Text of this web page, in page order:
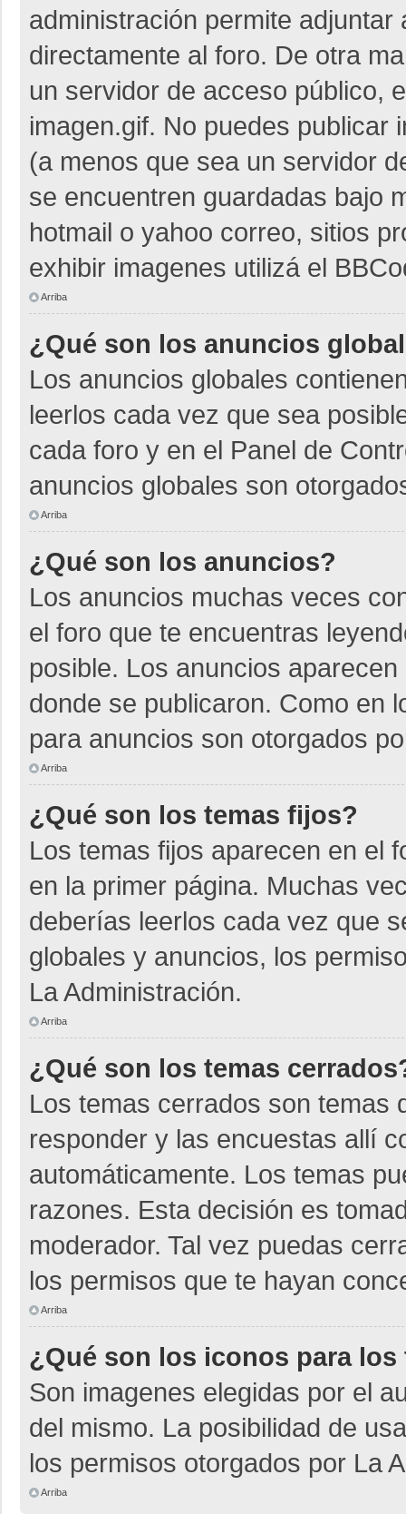
administración permite
directamente al foro. De otra
un servidor de acceso público,
imagen.gif. No puedes publicar
(a menos que sea un servidor
se encuentren guardadas bajo
hotmail o yahoo correo, sitios
exhibir imagenes utilizá el
Arriba
¿Qué son los anuncios
Los anuncios globales
leerlos cada vez que sea
cada foro y en el Panel de
anuncios globales son
Arriba
¿Qué son los anuncios?
Los anuncios muchas veces
el foro que te encuentras
posible. Los anuncios
donde se publicaron. Como en
para anuncios son otorgados
Arriba
¿Qué son los temas fijos?
Los temas fijos aparecen en el
en la primer página. Muchas
deberías leerlos cada vez que
globales y anuncios, los
La Administración.
Arriba
¿Qué son los temas
Los temas cerrados son temas
responder y las encuestas allí
automáticamente. Los temas
razones. Esta decisión es
moderador. Tal vez puedas
los permisos que te hayan
Arriba
¿Qué son los iconos para los
Son imagenes elegidas por el
del mismo. La posibilidad de
los permisos otorgados por La
Arriba